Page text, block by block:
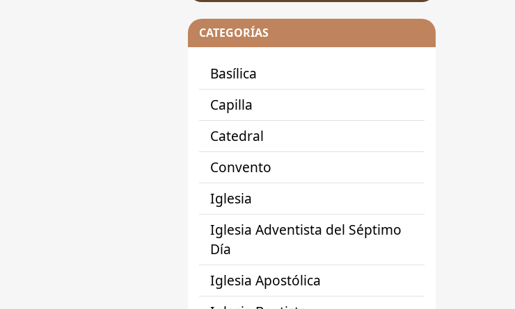
CATEGORÍAS
Basílica
Capilla
Catedral
Convento
Iglesia
Iglesia Adventista del Séptimo
Día
Iglesia Apostólica